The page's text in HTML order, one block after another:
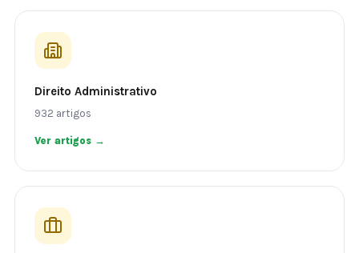
Direito Administrativo
932 artigos
Ver artigos →